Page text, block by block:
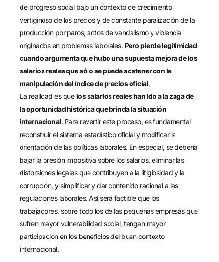
de progreso social bajo un contexto de crecimiento
vertiginoso de los precios y de constante paralización de la
producción por paros, actos de vandalismo y violencia
originados en problemas laborales. Pero pierde legitimidad
cuando argumenta que hubo una supuesta mejora de los
salarios reales que sólo se puede sostener con la
manipulación del índice de precios oficial.
La realidad es quelos salarios reales han ido a la zaga de
la oportunidad histórica que brinda la situación
internacional. Para revertir este proceso, es fundamental
reconstruir el sistema estadístico oficial y modificar la
orientación de las políticas laborales. En especial, se debería
bajar la presión impositiva sobre los salarios, eliminar las
distorsiones legales que contribuyen a la litigiosidad y la
corrupción, y simplificar y dar contenido racional a las
regulaciones laborales. Así será factible que los
trabajadores, sobre todo los de las pequeñas empresas que
sufren mayor vulnerabilidad social, tengan mayor
participación en los beneficios del buen contexto
internacional.